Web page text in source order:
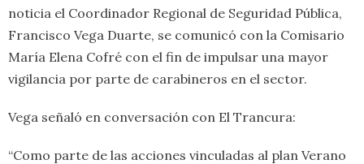
noticia el Coordinador Regional de Seguridad Pública,
Francisco Vega Duarte, se comunicó con la Comisario
María Elena Cofré con el fin de impulsar una mayor
vigilancia por parte de carabineros en el sector.
Vega señaló en conversación con El Trancura:
“Como parte de las acciones vinculadas al plan Verano